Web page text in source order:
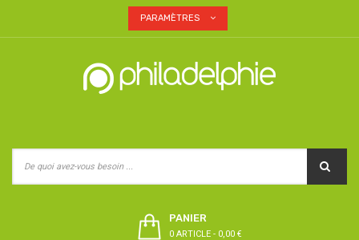
PARAMÈTRES
PANIER
0 ARTICLE - 0,00 €